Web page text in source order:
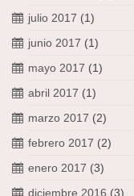
julio 2017 (1)
junio 2017 (1)
mayo 2017 (1)
abril 2017 (1)
marzo 2017 (2)
febrero 2017 (2)
enero 2017 (3)
diciembre 2016 (3)